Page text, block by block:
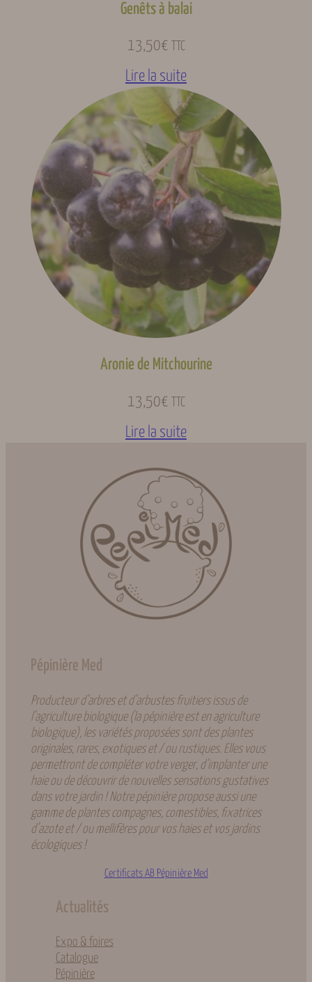
Genêts à balai
13,50€ TTC
Lire la suite
Aronie de Mitchourine
13,50€ TTC
Lire la suite
Pépinière Med
Producteur d’arbres et d’arbustes fruitiers issus de
l’agriculture biologique (la pépinière est en agriculture
biologique), les variétés proposées sont des plantes
originales, rares, exotiques et / ou rustiques. Elles vous
permettront de compléter votre verger, d’implanter une
haie ou de découvrir de nouvelles sensations gustatives
dans votre jardin ! Notre pépinière propose aussi une
gamme de plantes compagnes, comestibles, fixatrices
d’azote et / ou mellifères pour vos haies et vos jardins
écologiques !
Certificats AB Pépinière Med
Actualités
Expo & foires
Catalogue
Pépinière